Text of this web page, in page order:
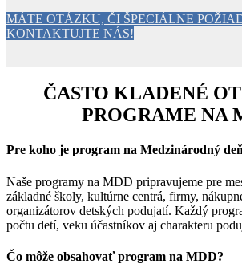
MÁTE OTÁZKU, ČI ŠPECIÁLNE
KONTAKTUJTE NÁS!
ČASTO KLADENÉ
PROGRAME NA
Pre koho je program na Medzinárodný
Naše programy na MDD pripravujeme pre
základné školy, kultúrne centrá, firmy,
organizátorov detských podujatí. Každý
počtu detí, veku účastníkov aj charakteru
Čo môže obsahovať program na MDD?